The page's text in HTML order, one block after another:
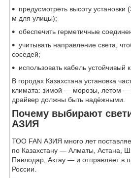
предусмотреть высоту
м для улицы);
обеспечить герметичные
учитывать направление света,
соседей;
использовать кабель устойчивый
В городах Казахстана установка
климата: зимой — морозы, летом —
драйвер должны быть надёжными.
Почему выбирают
АЗИЯ
ТОО FAN АЗИЯ много лет
по Казахстану — Алматы, Астана,
Павлодар, Актау — и отправляет в
России.